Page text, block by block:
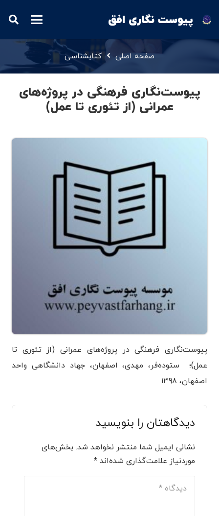
پیوست نگاری افق
صفحه اصلی کتابشناسی
پیوست‌نگاری فرهنگی در پروژه‌های
عمرانی (از تئوری تا عمل)
پیوست‌نگاری فرهنگی در پروژه‌های عمرانی (از تئوری تا
عمل)؛ ستوده‌فر، مهدی، اصفهان، جهاد دانشگاهی واحد
اصفهان، 1398
دیدگاهتان را بنویسید
نشانی ایمیل شما منتشر نخواهد شد. بخش‌های
موردنیاز علامت‌گذاری شده‌اند *